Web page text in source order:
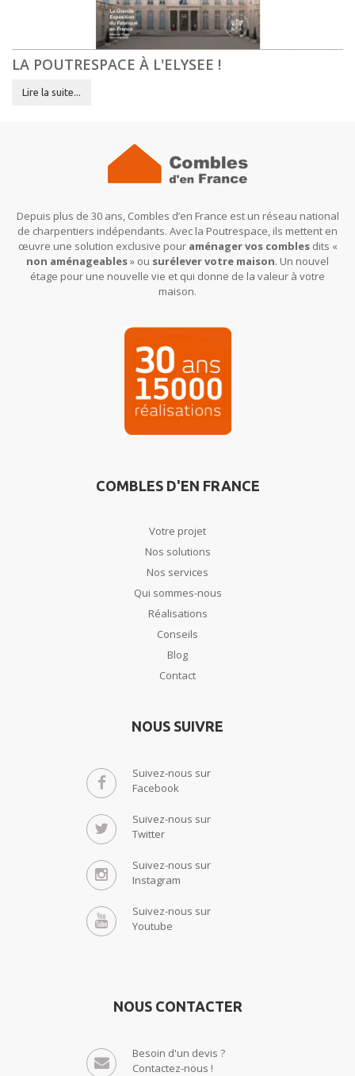
LA POUTRESPACE À L'ELYSEE !
Lire la suite...
Depuis plus de 30 ans, Combles d’en France est un réseau national
de charpentiers indépendants. Avec la Poutrespace, ils mettent en
œuvre une solution exclusive pour aménager vos comblesdits «
non aménageables» ou surélever votre maison. Un nouvel
étage pour une nouvelle vie et qui donne de la valeur à votre
maison.
COMBLES D'EN FRANCE
Votre projet
Nos solutions
Nos services
Qui sommes-nous
Réalisations
Conseils
Blog
Contact
NOUS SUIVRE
Suivez-nous sur
Facebook
Suivez-nous sur
Twitter
Suivez-nous sur
Instagram
Suivez-nous sur
Youtube
NOUS CONTACTER
Besoin d'un devis ?
Contactez-nous !